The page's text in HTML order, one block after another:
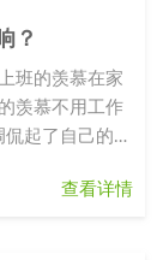
？
班的羡慕在家
羡慕不用工作
起了自己的职
查看详情